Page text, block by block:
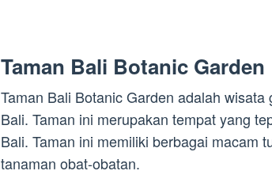
Taman Bali Botanic Garden
Taman Bali Botanic Garden adalah
Bali. Taman ini merupakan tempat yang
Bali. Taman ini memiliki berbagai macam
tanaman obat-obatan.